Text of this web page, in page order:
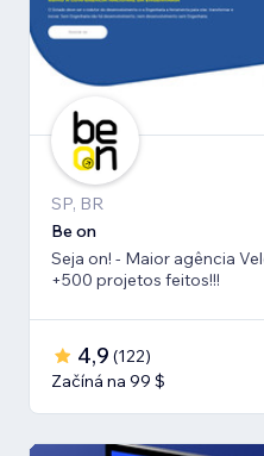
SP, BR
Be on
Seja on! - Maior agência
+500 projetos feitos!!!
4,9 (122)
Začíná na 99 $